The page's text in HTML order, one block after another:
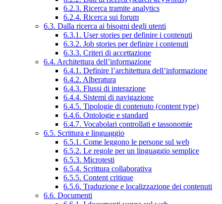
6.2.3. Ricerca tramite analytics
6.2.4. Ricerca sui forum
6.3. Dalla ricerca ai bisogni degli utenti
6.3.1. User stories per definire i contenuti
6.3.2. Job stories per definire i contenuti
6.3.3. Criteri di accettazione
6.4. Architettura dell’informazione
6.4.1. Definire l’architettura dell’informazione
6.4.2. Alberatura
6.4.3. Flussi di interazione
6.4.4. Sistemi di navigazione
6.4.5. Tipologie di contenuto (content type)
6.4.6. Ontologie e standard
6.4.7. Vocabolari controllati e tassonomie
6.5. Scrittura e linguaggio
6.5.1. Come leggono le persone sul web
6.5.2. Le regole per un linguaggio semplice
6.5.3. Microtesti
6.5.4. Scrittura collaborativa
6.5.5. Content critique
6.5.6. Traduzione e localizzazione dei contenuti
6.6. Documenti